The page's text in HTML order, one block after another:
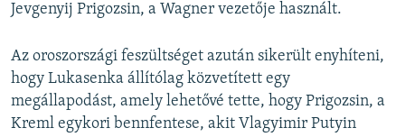
Jevgenyij Prigozsin, a Wagner vezetője használt.
Az oroszországi feszültséget azután sikerült enyhíteni,
hogy Lukasenka állítólag közvetített egy
megállapodást, amely lehetővé tette, hogy Prigozsin, a
Kreml egykori bennfentese, akit Vlagyimir Putyin